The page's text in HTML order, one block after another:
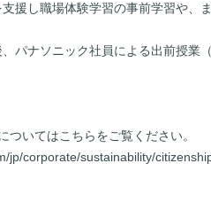
援し職場体験学習の事前学習や、
パナソニック社員による出前授業
ついてはこちらをご覧ください。
jp/corporate/sustainability/